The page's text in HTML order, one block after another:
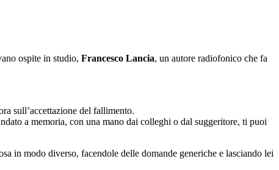
ospite in studio, Francesco Lancia, un autore radiofonico che fa
sull’accettazione del fallimento.
a memoria, con una mano dai colleghi o dal suggeritore, ti puoi
in modo diverso, facendole delle domande generiche e lasciando lei